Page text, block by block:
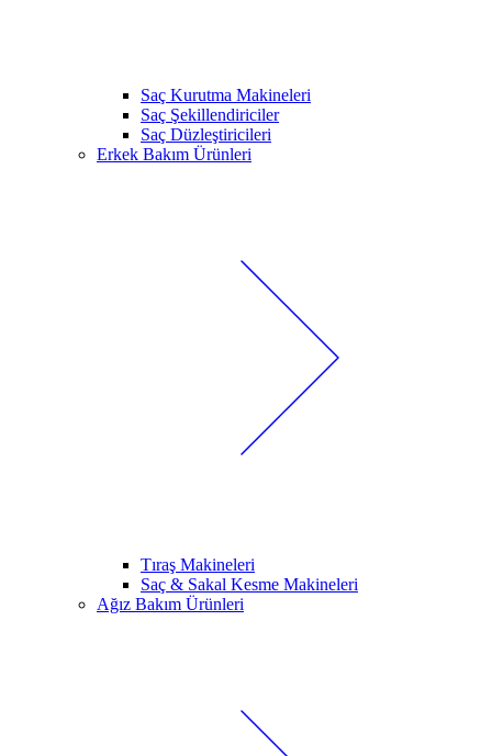
Saç Kurutma Makineleri
Saç Şekillendiriciler
Saç Düzleştiricileri
Erkek Bakım Ürünleri
Tıraş Makineleri
Saç & Sakal Kesme Makineleri
Ağız Bakım Ürünleri